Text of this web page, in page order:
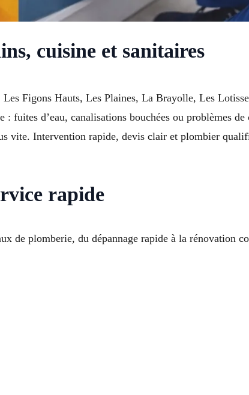
cuisine et sanitaires
Figons Hauts, Les Plaines, La Brayolle, Les
fuites d’eau, canalisations bouchées ou problèmes de
vite. Intervention rapide, devis clair et plombier
rapide
de plomberie, du dépannage rapide à la rénovation